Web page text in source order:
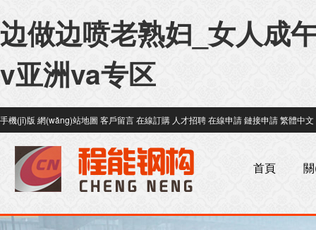
边做边喷老熟妇_女人成
v亚洲va专区
手機(jī)版 網(wǎng)站地圖 客戶留言在線訂購 人才招聘在線申請鏈接申請繁體中文
首頁